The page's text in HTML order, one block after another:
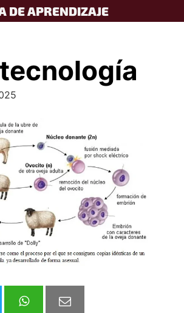
DE APRENDIZAJE